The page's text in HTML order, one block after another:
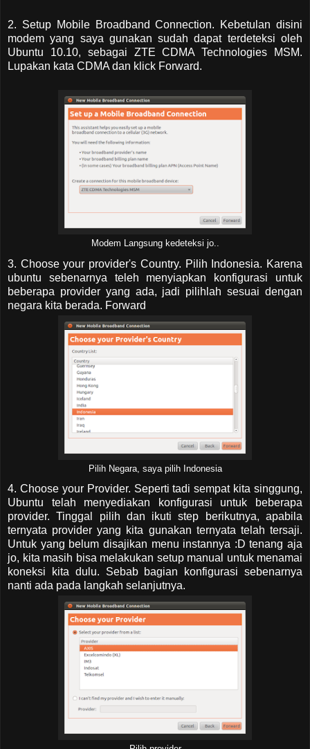
2. Setup Mobile Broadband Connection. Kebetulan disini
modem yang saya gunakan sudah dapat terdeteksi oleh
Ubuntu 10.10, sebagai ZTE CDMA Technologies MSM.
Lupakan kata CDMA dan klick Forward.
Modem Langsung kedeteksi jo..
3. Choose your provider's Country. Pilih Indonesia. Karena
ubuntu sebenarnya teleh menyiapkan konfigurasi untuk
beberapa provider yang ada, jadi pilihlah sesuai dengan
negara kita berada. Forward
Pilih Negara, saya pilih Indonesia
4. Choose your Provider. Seperti tadi sempat kita singgung,
Ubuntu telah menyediakan konfigurasi untuk beberapa
provider. Tinggal pilih dan ikuti step berikutnya, apabila
ternyata provider yang kita gunakan ternyata telah tersaji.
Untuk yang belum disajikan menu instannya :D tenang aja
jo, kita masih bisa melakukan setup manual untuk menamai
koneksi kita dulu. Sebab bagian konfigurasi sebenarnya
nanti ada pada langkah selanjutnya.